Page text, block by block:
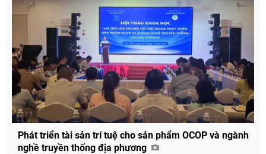
Phát triển tài sản trí tuệ cho sản phẩm OCOP và ngành
nghề truyền thống địa phương